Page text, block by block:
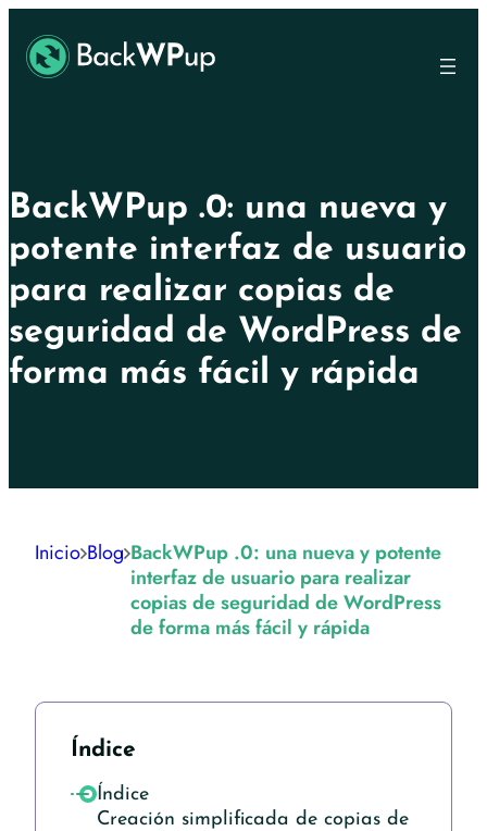
contenido
content
BackWPup .0: una nueva y
potente interfaz de usuario
para realizar copias de
seguridad de WordPress de
forma más fácil y rápida
Inicio Blog BackWPup .0: una nueva y potente
interfaz de usuario para realizar
copias de seguridad de WordPress
de forma más fácil y rápida
Índice
Índice
Creación simplificada de copias de